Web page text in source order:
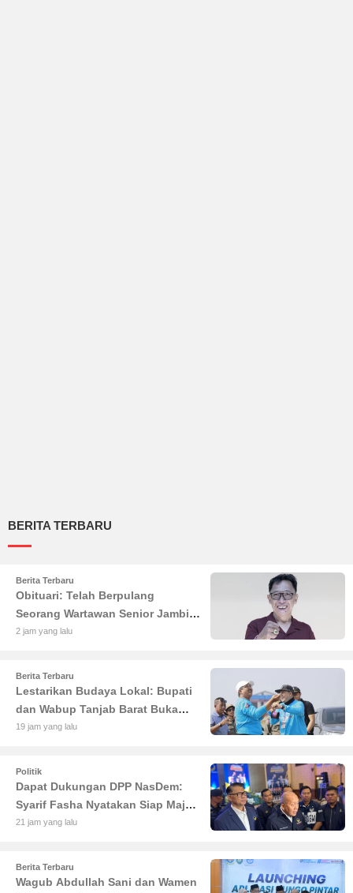
BERITA TERBARU
Berita Terbaru
Obituari: Telah Berpulang
Seorang Wartawan Senior Jambi
Hery Farmansyah atau Hery
2 jam yang lalu
Berita Terbaru
Lestarikan Budaya Lokal: Bupati
dan Wabup Tanjab Barat Buka
Lomba Sauk'an Layangan
19 jam yang lalu
Politik
Dapat Dukungan DPP NasDem:
Syarif Fasha Nyatakan Siap Maju
di Pilgub Jambi
21 jam yang lalu
Berita Terbaru
Wagub Abdullah Sani dan Wamen